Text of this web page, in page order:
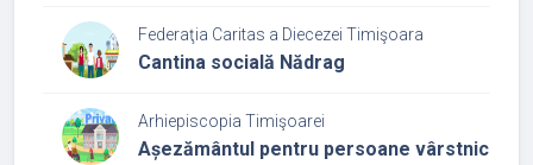
Federaţia Caritas a Diecezei Timişoara
Cantina socială Nădrag
Arhiepiscopia Timişoarei
Așezământul pentru persoane vârstnice